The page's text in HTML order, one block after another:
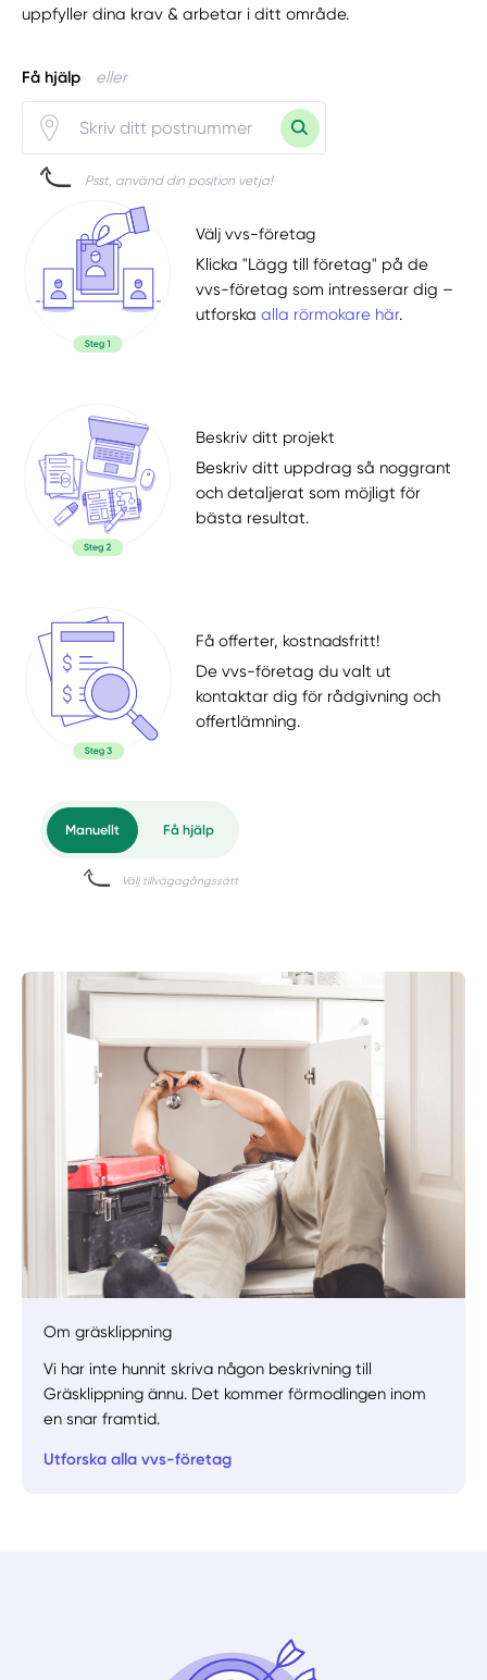
uppfyller dina krav & arbetar i ditt område.
Få hjälp eller
Psst, använd din position vetja!
Välj vvs-företag
Klicka "Lägg till företag" på de
vvs-företag som intresserar dig –
utforskaalla rörmokare här.
Beskriv ditt projekt
Beskriv ditt uppdrag så noggrant
och detaljerat som möjligt för
bästa resultat.
Få offerter, kostnadsfritt!
De vvs-företag du valt ut
kontaktar dig för rådgivning och
offertlämning.
Manuellt Få hjälp
Välj tillvägagångssätt
Om gräsklippning
Vi har inte hunnit skriva någon beskrivning till
Gräsklippning ännu. Det kommer förmodlingen inom
en snar framtid.
Utforska alla vvs-företag